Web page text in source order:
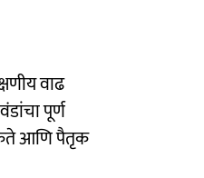
वाढ
पूर्ण
आणि पैतृक